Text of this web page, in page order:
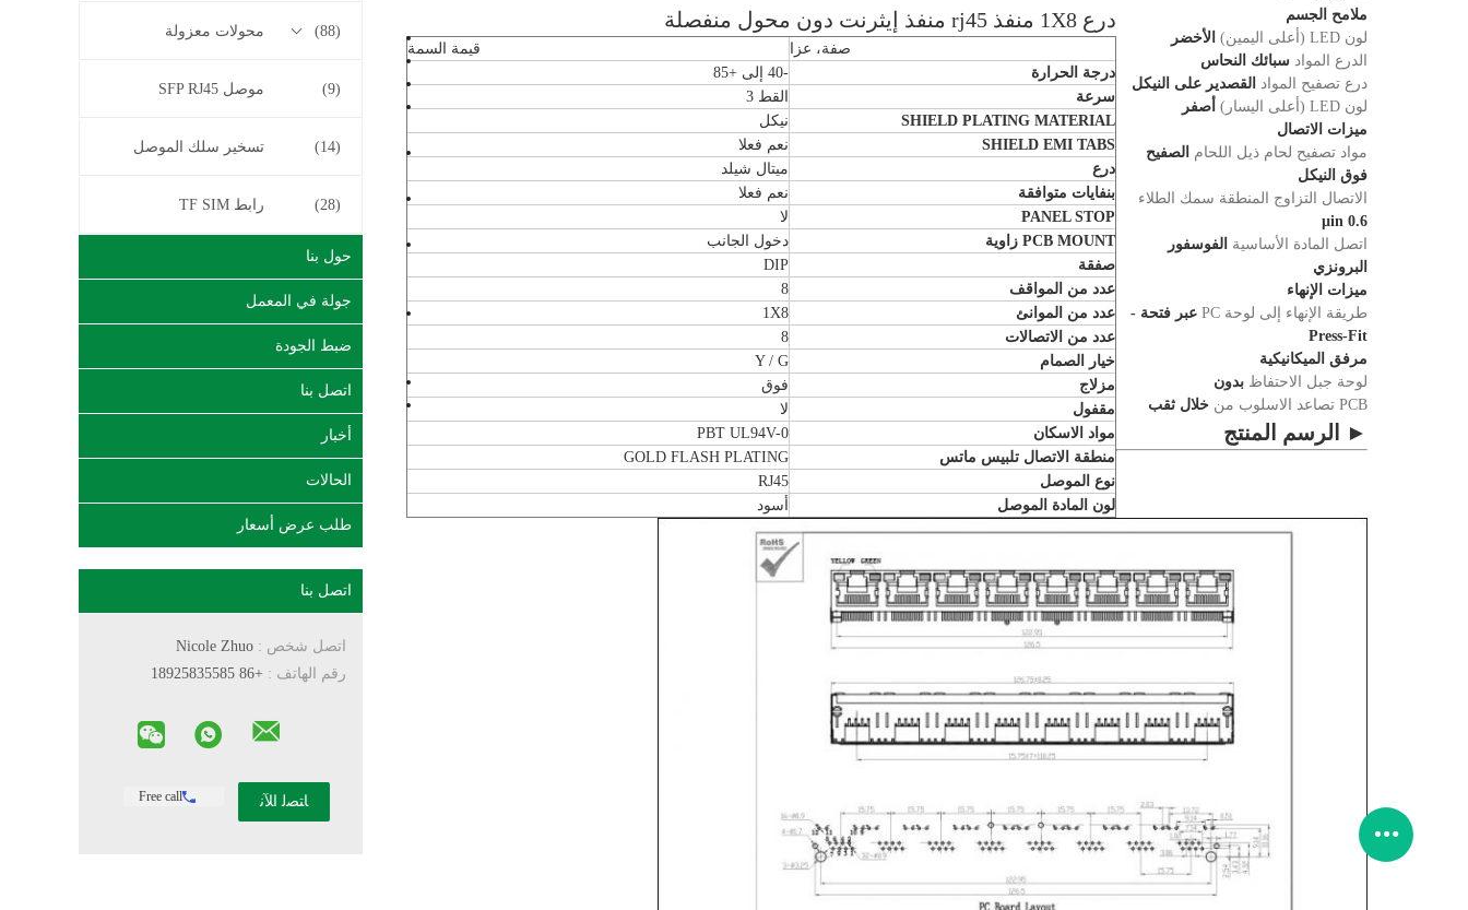
محولات معزولة (88)
موصل SFP RJ45 (9)
تسخير سلك الموصل (14)
رابط TF SIM (28)
حول بنا
جولة في المعمل
ضبط الجودة
اتصل بنا
أخبار
الحالات
طلب عرض أسعار
اتصل بنا
اتصل شخص :
رقم الهاتف : +86 18925835585
Free call
درع 1X8 منفذ rj45 منفذ إيثرنت دون محول منفصلة
صفة، عزا
قيمة السمة
درجة الحرارة
-40 إلى +85
سرعة
القط 3
SHIELD PLATING MATERIAL
نيكل
SHIELD EMI TABS
نعم فعلا
درع
ميتال شيلد
بنفايات متوافقة
نعم فعلا
PANEL STOP
لا
PCB MOUNT زاوية
دخول الجانب
صفقة
DIP
عدد من المواقف
8
عدد من الموانئ
1X8
عدد من الاتصالات
8
خيار الصمام
Y / G
مزلاج
فوق
مقفول
لا
مواد الاسكان
PBT UL94V-0
منطقة الاتصال تلبيس ماتس
GOLD FLASH PLATING
نوع الموصل
RJ45
لون المادة الموصل
أسود
ملامح الجسم
لون LED (أعلى اليمين)
الأخضر
الدرع المواد سبائك النحاس
درع تصفيح المواد القصدير على النيكل
لون LED (أعلى اليسار)
أصفر
ميزات الاتصال
مواد تصفيح لحام ذيل اللحام الصفيح
فوق النيكل
الاتصال التزاوج المنطقة سمك الطلاء
0.6 µin
اتصل المادة الأساسية الفوسفور
البرونزي
ميزات الإنهاء
طريقة الإنهاء إلى لوحة PC
عبر فتحة -
Press-Fit
مرفق الميكانيكية
لوحة جبل الاحتفاظ بدون
PCB تصاعد الاسلوب من
خلال ثقب
► الرسم المنتج